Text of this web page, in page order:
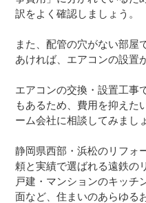
訳をよく確認しましょう。
また、配管の穴がない部屋
あければ、エアコンの設置
エアコンの交換・設置工事
もあるため、費用を抑えた
ーム会社に相談してみまし
静岡県西部・浜松のリフォ
頼と実績で選ばれる遠鉄の
戸建・マンションのキッチ
面など、住まいのあらゆる